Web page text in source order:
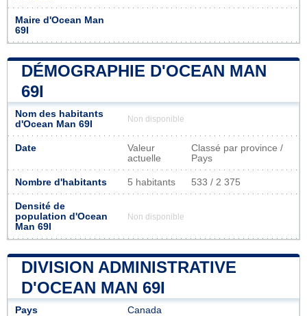
Maire d'Ocean Man
69I
DÉMOGRAPHIE D'OCEAN MAN
69I
Nom des habitants
d'Ocean Man 69I
Non disponible
Date
Valeur
actuelle
Classé par province /
Pays
Nombre d'habitants 5 habitants 533 / 2 375
Densité de
population d'Ocean
Man 69I
Non disponible
DIVISION ADMINISTRATIVE
D'OCEAN MAN 69I
Pays Canada